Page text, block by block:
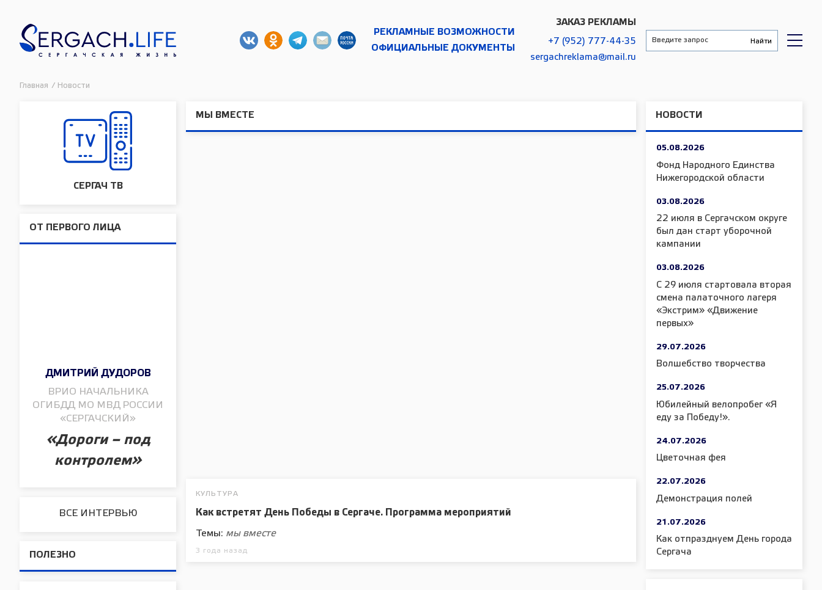
РЕКЛАМНЫЕ ВОЗМОЖНОСТИ
ОФИЦИАЛЬНЫЕ ДОКУМЕНТЫ
ЗАКАЗ РЕКЛАМЫ
+7 (952) 777-44-35
sergachreklama@mail.ru
Главная / Новости
СЕРГАЧ ТВ
ОТ ПЕРВОГО ЛИЦА
ДМИТРИЙ ДУДОРОВ
ВРИО НАЧАЛЬНИКА
ОГИБДД МО МВД РОССИИ
«СЕРГАЧСКИЙ»
«Дороги – под
контролем»
ВСЕ ИНТЕРВЬЮ
ПОЛЕЗНО
МЫ ВМЕСТЕ
КУЛЬТУРА
Как встретят День Победы в Сергаче. Программа мероприятий
Темы: мы вместе
3 года назад
НОВОСТИ
05.08.2026
Фонд Народного Единства
Нижегородской области
03.08.2026
22 июля в Сергачском округе
был дан старт уборочной
кампании
03.08.2026
С 29 июля стартовала вторая
смена палаточного лагеря
«Экстрим» «Движение
первых»
29.07.2026
Волшебство творчества
25.07.2026
Юбилейный велопробег «Я
еду за Победу!».
24.07.2026
Цветочная фея
22.07.2026
Демонстрация полей
21.07.2026
Как отпразднуем День города
Сергача